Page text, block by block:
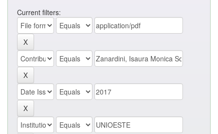
Current filters: